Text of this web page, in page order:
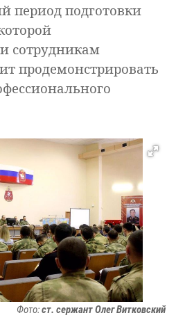
период подготовки
сотрудникам
продемонстрировать
Фото:ст. сержант Олег Витковский